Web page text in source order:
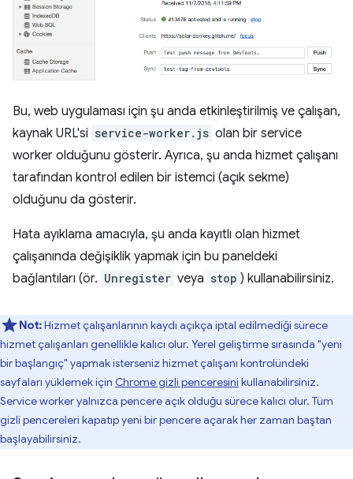
Bu, web uygulaması için şu anda etkinleştirilmiş ve çalışan,
kaynak URL'si service-worker.js olan bir service
worker olduğunu gösterir. Ayrıca, şu anda hizmet çalışanı
tarafından kontrol edilen bir istemci (açık sekme)
olduğunu da gösterir.
Hata ayıklama amacıyla, şu anda kayıtlı olan hizmet
çalışanında değişiklik yapmak için bu paneldeki
bağlantıları (ör. Unregister veya stop ) kullanabilirsiniz.
Not:Hizmet çalışanlarının kaydı açıkça iptal edilmediği sürece
hizmet çalışanları genellikle kalıcı olur. Yerel geliştirme sırasında "yeni
bir başlangıç" yapmak isterseniz hizmet çalışanı kontrolündeki
sayfaları yüklemek için Chrome gizli penceresini kullanabilirsiniz.
Service worker yalnızca pencere açık olduğu sürece kalıcı olur. Tüm
gizli pencereleri kapatıp yeni bir pencere açarak her zaman baştan
başlayabilirsiniz.